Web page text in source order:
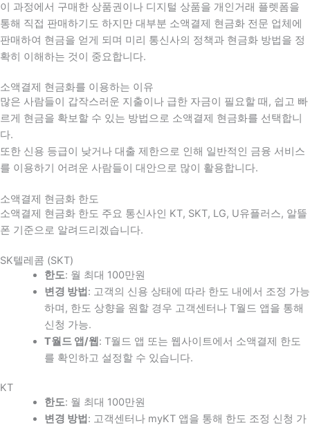
이 과정에서 구매한 상품권이나 디지털 상품을 개인거래 플렛폼을
통해 직접 판매하기도 하지만 대부분 소액결제 현금화 전문 업체에
판매하여 현금을 얻게 되며 미리 통신사의 정책과 현금화 방법을 정
확히 이해하는 것이 중요합니다.
소액결제 현금화를 이용하는 이유
많은 사람들이 갑작스러운 지출이나 급한 자금이 필요할 때 , 쉽고 빠
르게 현금을 확보할 수 있는 방법으로 소액결제 현금화를 선택합니
다.
또한 신용 등급이 낮거나 대출 제한으로 인해 일반적인 금융 서비스
를 이용하기 어려운 사람들이 대안으로 많이 활용합니다.
소액결제 현금화 한도
소액결제 현금화 한도 주요 통신사인 KT, SKT, LG, U유플러스, 알뜰
폰 기준으로 알려드리겠습니다.
SK텔레콤 (SKT)
한도: 월 최대 100만원
변경 방법 : 고객의 신용 상태에 따라 한도 내에서 조정 가능
하며, 한도 상향을 원할 경우 고객센터나 T월드 앱을 통해
신청 가능.
T월드 앱/웹 : T월드 앱 또는 웹사이트에서 소액결제 한도
를 확인하고 설정할 수 있습니다.
KT
한도: 월 최대 100만원
변경 방법 : 고객센터나 myKT 앱을 통해 한도 조정 신청 가